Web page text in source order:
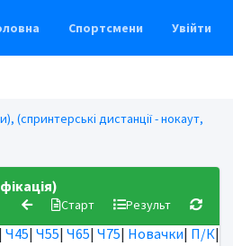
Спортсмени Увійти
(спринтерські дистанції - нокаут,
Старт Результ
| Ч45| Ч55| Ч65| Ч75| Новачки| П/К|